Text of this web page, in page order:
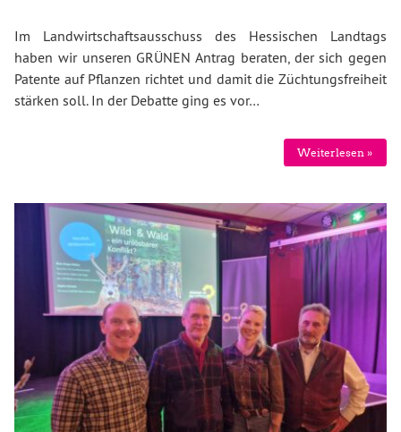
Im Landwirtschaftsausschuss des Hessischen Landtags
haben wir unseren GRÜNEN Antrag beraten, der sich gegen
Patente auf Pflanzen richtet und damit die Züchtungsfreiheit
stärken soll. In der Debatte ging es vor…
Weiterlesen »